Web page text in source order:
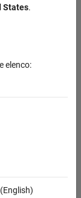
States.
elenco: